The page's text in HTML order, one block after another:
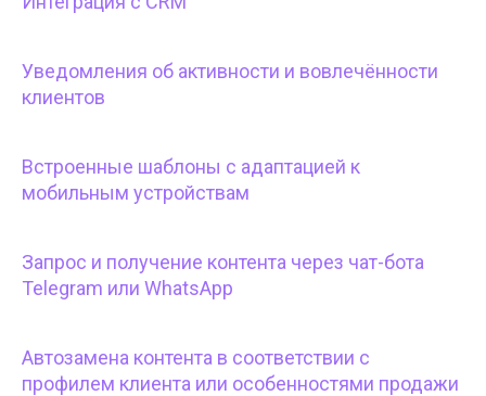
Уведомления об активности и вовлечённости
клиентов
Встроенные шаблоны с адаптацией к
мобильным устройствам
Запрос и получение контента через чат-бота
Telegram или WhatsApp
Автозамена контента в соответствии с
профилем клиента или особенностями продажи